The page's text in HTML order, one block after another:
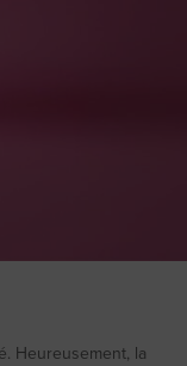
Heureusement, la